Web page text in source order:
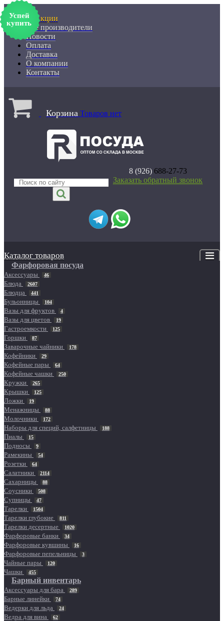
% Акции
Все производители
Новости
Оплата
Доставка
О компании
Контакты
Корзина Товаров нет
8 (926)688-27-73
Заказать обратный звонок
Каталог товаров
Фарфоровая посуда
Аксессуары 46
Блюда 2607
Блюдца 441
Бульонницы 104
Вазы для фруктов 4
Вазы для цветов 19
Гастроемкости 125
Горшки 87
Заварочные чайники 178
Кофейники 29
Кофейные пары 64
Кофейные чашки 250
Кружки 265
Крышки 125
Ложки 19
Менажницы 88
Молочники 172
Наборы для специй, салфетницы 188
Пиалы 15
Подносы 9
Рамекины 54
Розетки 64
Салатники 2114
Сахарницы 88
Соусники 508
Супницы 47
Тарелки 1504
Тарелки глубокие 811
Тарелки десертные 1020
Фарфоровые банки 34
Фарфоровые кувшины 16
Фарфоровые пепельницы 3
Чайные пары 120
Чашки 455
Барный инвентарь
Аксессуары для бара 289
Барные линейки 74
Ведерки для льда 24
Ведра для вина 62
Успей
купить